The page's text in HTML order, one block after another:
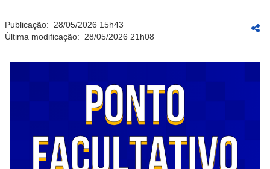
Publicação: 28/05/2026 15h43
Última modificação: 28/05/2026 21h08